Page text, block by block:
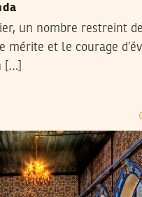
un nombre restreint
mérite et le courage
[…]